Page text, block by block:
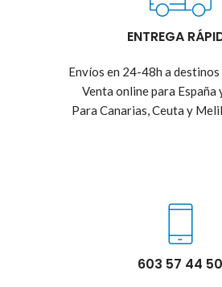
ENTREGA
Envíos en 24-48h a
Venta online para España
Para Canarias, Ceuta y
603 57 44 50